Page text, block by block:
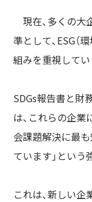
現在、多くの大
準として、ESG（
組みを重視してい
SDGs報告書と財
は、これらの企業
会課題解決に最
ています」という
これは、新しい